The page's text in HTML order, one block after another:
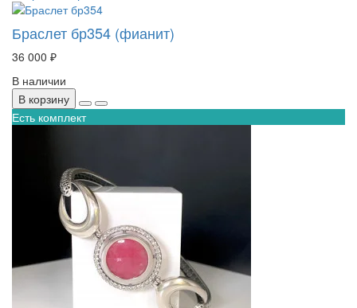
Браслет бр354 (фианит)
36 000 ₽
В наличии
В корзину
Есть комплект